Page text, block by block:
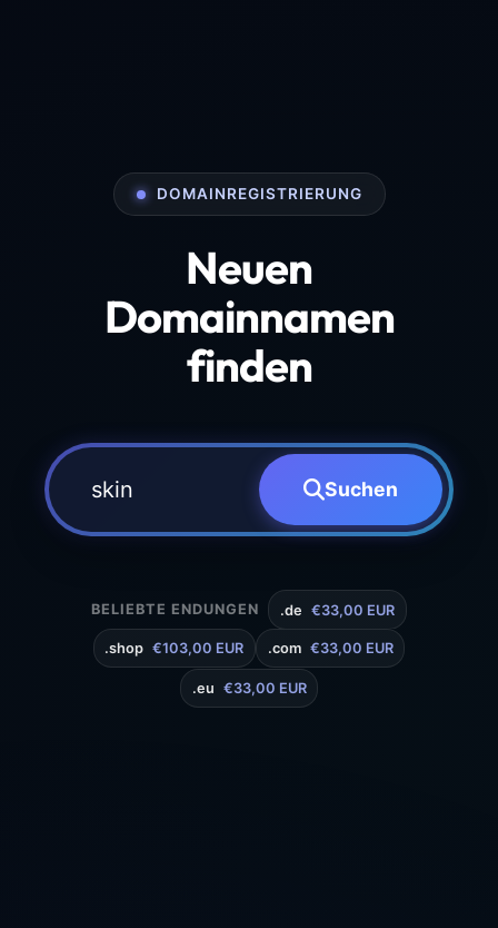
DOMAINREGISTRIERUNG
Neuen
Domainnamen
finden
Suchen
BELIEBTE ENDUNGEN .de €33,00 EUR
.shop €103,00 EUR .com €33,00 EUR
.eu €33,00 EUR